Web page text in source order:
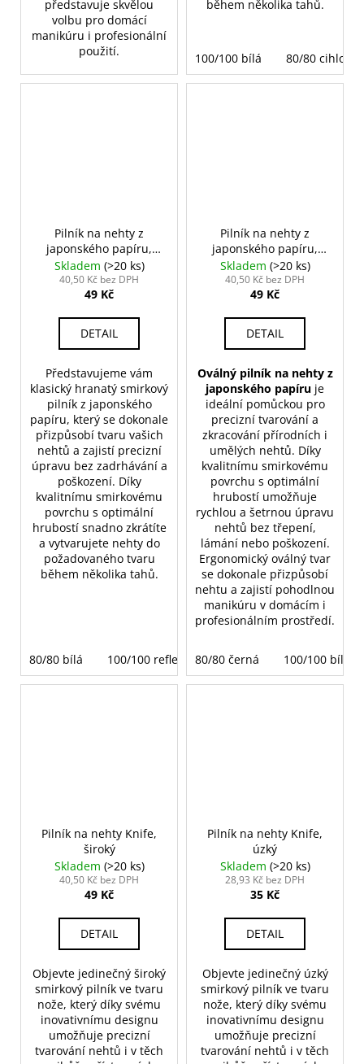
představuje skvělou
volbu pro domácí
manikúru i profesionální
použití.
během několika tahů.
100/100 bílá 80/80 cihlová
Pilník na nehty z
japonského papíru,
hranatý
Skladem (>20 ks)
40,50 Kč bez DPH
49 Kč
DETAIL
Představujeme vám
klasický hranatý smirkový
pilník z japonského
papíru, který se dokonale
přizpůsobí tvaru vašich
nehtů a zajistí precizní
úpravu bez zadrhávání a
poškození. Díky
kvalitnímu smirkovému
povrchu s optimální
hrubostí snadno zkrátíte
a vytvarujete nehty do
požadovaného tvaru
během několika tahů.
80/80 bílá 100/100 reflexní růžová
Pilník na nehty z
japonského papíru,
oválný
Skladem (>20 ks)
40,50 Kč bez DPH
49 Kč
DETAIL
Oválný pilník na nehty z
japonského papíru je
ideální pomůckou pro
precizní tvarování a
zkracování přírodních i
umělých nehtů. Díky
kvalitnímu smirkovému
povrchu s optimální
hrubostí umožňuje
rychlou a šetrnou úpravu
nehtů bez třepení,
lámání nebo poškození.
Ergonomický oválný tvar
se dokonale přizpůsobí
nehtu a zajistí pohodlnou
manikúru v domácím i
profesionálním prostředí.
80/80 černá 100/100 bílá
Pilník na nehty Knife,
široký
Skladem (>20 ks)
40,50 Kč bez DPH
49 Kč
DETAIL
Objevte jedinečný široký
smirkový pilník ve tvaru
nože, který díky svému
inovativnímu designu
umožňuje precizní
tvarování nehtů i v těch
Pilník na nehty Knife,
úzký
Skladem (>20 ks)
28,93 Kč bez DPH
35 Kč
DETAIL
Objevte jedinečný úzký
smirkový pilník ve tvaru
nože, který díky svému
inovativnímu designu
umožňuje precizní
tvarování nehtů i v těch